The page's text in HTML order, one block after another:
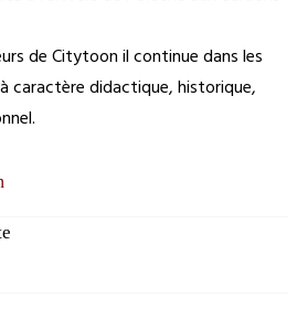
de Citytoon il continue dans les
caractère didactique, historique,